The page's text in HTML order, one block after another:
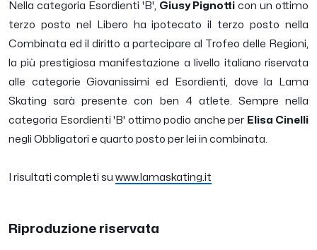
Nella categoria Esordienti 'B', Giusy Pignotticon un ottimo
terzo posto nel Libero ha ipotecato il terzo posto nella
Combinata ed il diritto a partecipare al Trofeo delle Regioni,
la più prestigiosa manifestazione a livello italiano riservata
alle categorie Giovanissimi ed Esordienti, dove la Lama
Skating sarà presente con ben 4 atlete. Sempre nella
categoria Esordienti 'B' ottimo podio anche per Elisa Cinelli
negli Obbligatori e quarto posto per lei in combinata.
I risultati completi su www.lamaskating.it
Riproduzione riservata